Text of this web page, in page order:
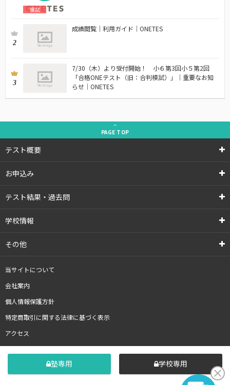
模試
2
成績閲覧｜利用ガイド｜ONETES
3
7/30（木）より受付開始！ 小６第3回小５第2回
「合格ONEテスト（旧：合判模試）」｜重要なお知
らせ｜ONETES
PAGE TOP
テスト概要
お申込み
テスト結果・過去問
学校情報
その他
当サイトについて
会社案内
個人情報保護方針
特定商取引に関する法律に基づく表示
アクセス
塾専用 学校専用